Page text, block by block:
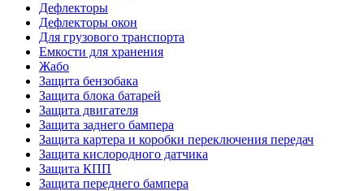
Дефлекторы
Дефлекторы окон
Для грузового транспорта
Емкости для хранения
Жабо
Защита бензобака
Защита блока батарей
Защита двигателя
Защита заднего бампера
Защита картера и коробки переключения передач
Защита кислородного датчика
Защита КПП
Защита переднего бампера